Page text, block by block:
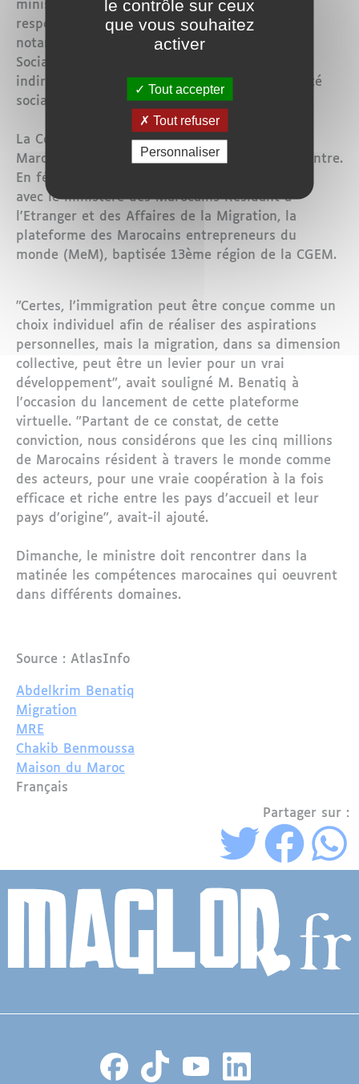
ministre sont représentées chacune par un
responsable de son ministère concerné,
notamment, la DACS (Direction des Affaires
Sociales et Consulaires), les "Douane et impôts
indirects", le port Tanger Med, la CNSS (sécurité
sociale), le foncier, la justice.
La Confédération Générale des Entreprises du
Maroc (CGEM) participe également à ces rencontre.
En février 2017, elle avait officiellement lancé,
avec le ministère des Marocains Résidant à
l'Etranger et des Affaires de la Migration, la
plateforme des Marocains entrepreneurs du
monde (MeM), baptisée 13ème région de la CGEM.
"Certes, l'immigration peut être conçue comme un
choix individuel afin de réaliser des aspirations
personnelles, mais la migration, dans sa dimension
collective, peut être un levier pour un vrai
développement", avait souligné M. Benatiq à
l'occasion du lancement de cette plateforme
virtuelle. "Partant de ce constat, de cette
conviction, nous considérons que les cinq millions
de Marocains résident à travers le monde comme
des acteurs, pour une vraie coopération à la fois
efficace et riche entre les pays d’accueil et leur
pays d’origine", avait-il ajouté.
Dimanche, le ministre doit rencontrer dans la
matinée les compétences marocaines qui oeuvrent
dans différents domaines.
Source : AtlasInfo
Abdelkrim Benatiq
Migration
MRE
Chakib Benmoussa
Maison du Maroc
Français
Partager sur :
le contrôle sur ceux
que vous souhaitez
activer
Tout accepter
Tout refuser
Personnaliser